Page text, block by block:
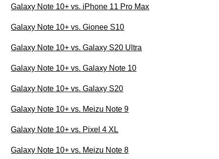
Galaxy Note 10+ vs. iPhone 11 Pro Max
Galaxy Note 10+ vs. Gionee S10
Galaxy Note 10+ vs. Galaxy S20 Ultra
Galaxy Note 10+ vs. Galaxy Note 10
Galaxy Note 10+ vs. Galaxy S20
Galaxy Note 10+ vs. Meizu Note 9
Galaxy Note 10+ vs. Pixel 4 XL
Galaxy Note 10+ vs. Meizu Note 8